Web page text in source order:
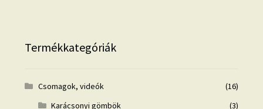
Termékkategóriák
Csomagok, videók
(16)
Karácsonyi gömbök
(3)